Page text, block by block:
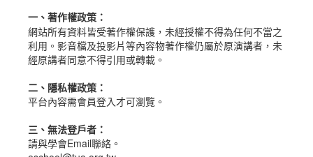
一、 著作權政策 ：
網站所有資料皆受著作權保護，未經授權不得為任何不當之
利用。影音檔及投影片等內容物著作權仍屬於原演講者，未
經原講者同意不得引用或轉載。
二、隱私權政策：
平台內容需會員登入才可瀏覽。
三、無法登戶者：
請與學會Email聯絡。